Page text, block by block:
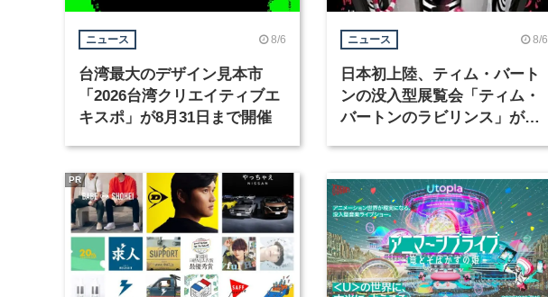
ニュース 8/6
台湾最大のデザイン見本市
「2026台湾クリエイティブエ
キスポ」が8月31日まで開催
ニュース 8/6
日本初上陸、ティム・バート
ンの没入型展覧会「ティム・
バートンのラビリンス」が東
PR